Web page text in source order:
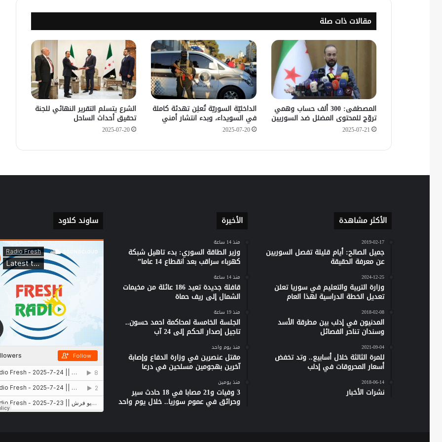
العبارة النهرية بدير الزور
في يوم واحد .. الدفاع المدني يتصدى
لعدة حوادث سير وحرائق.
مقالات ذات صلة
المصطفى: 300 ألف حساب وهمي
تروّج للمحتوى المضلل ضد السوريين
2025-07-21
الداخليّة السوريّة تُعلِن تهدئة كاملة
في السويداء، وبدء انتشار أمني
2025-07-20
الشرع يتسلم التقرير النهائي للجنة
تحقيق أحداث الساحل
2025-07-20
الأكثر مشاهدة
2019-02-17
جميل الصالح: أيام قليلة تفصل السوريين
عن معرفة الحقيقة
2024-12-25
وزارة التربية والتعليم في سوريا تعلن
تعديل الخطة الدراسية لهذا العام
2018-02-08
المدنيون في إدلب بين مطرقة الأسد
وسندان تناحر الفصائل
2021-09-04
للمرة الثالثة خلال أسابيع.. وتد تخفض
أسعار المحروقات في إدلب
2018-06-14
نشرات الأخبار
الأخيرة
منذ 14 ساعة
وزير الطاقة السوري: بدء تاهيل شبكة
كهرباء سراقب بعد انقطاع 14 عاما”
منذ 14 ساعة
قافلة جديدة تعيد 186 عائلة من مخيمات
الشمال إلى ريف حماة
منذ 19 ساعة
الجلسة الخامسة لمحاكمة احمد حسون..
تاجيل إصدار الحكم إلى 24 آب
منذ يوم واحد
مقتل عنصرين في وزارة الدفاع وإصابة
آخرين بهجومين مسلحين في درعا
منذ يومين
3 وفيات و21 مصابا في 18 حادث سير
وحرائق في عموم سوريا.. خلال يوم واحد
ساوند كلاود